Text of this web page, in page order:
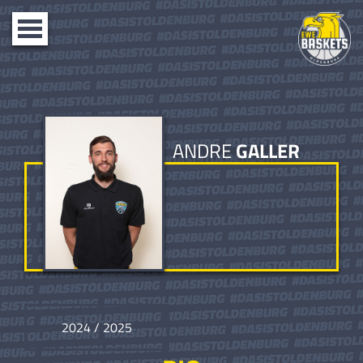
Toggle
navigation
ANDREGALLER
2024 / 2025